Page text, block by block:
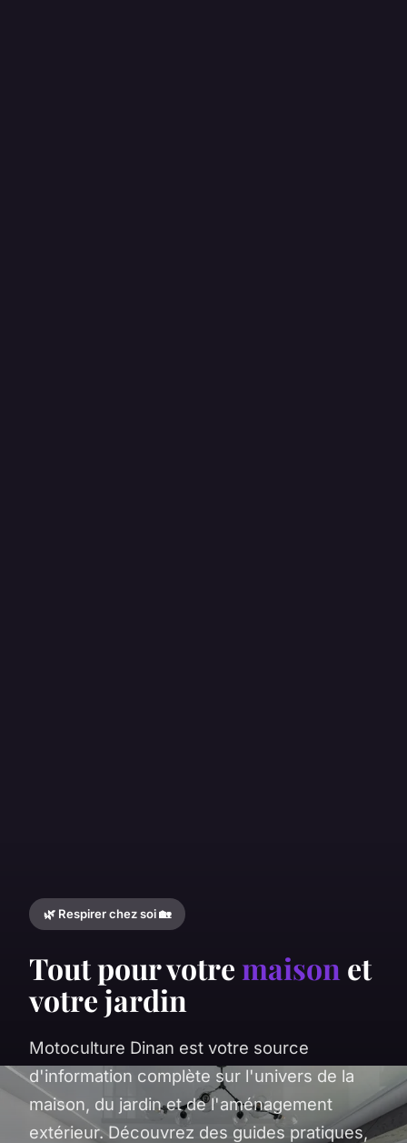
🌿 Respirer chez soi 🏡
Tout pour votre maison et
votre jardin
Motoculture Dinan est votre source
d'information complète sur l'univers de la
maison, du jardin et de l'aménagement
extérieur. Découvrez des guides pratiques,